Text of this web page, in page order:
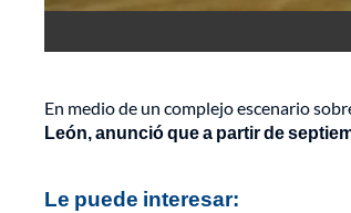
En medio de un complejo escenario
León, anunció que a partir de
Le puede interesar: